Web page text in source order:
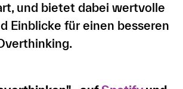
und bietet dabei wertvolle
Einblicke für einen besseren